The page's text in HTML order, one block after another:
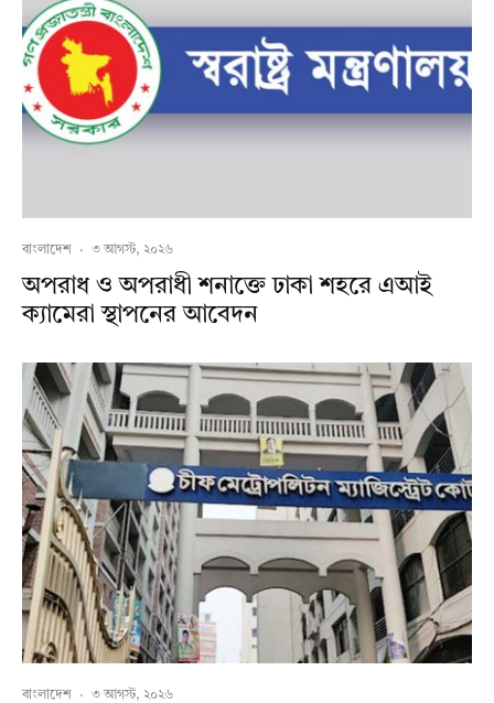
বাংলাদেশ · ৩ আগস্ট, ২০২৬
অপরাধ ও অপরাধী শনাক্তে ঢাকা শহরে এআই
ক্যামেরা স্থাপনের আবেদন
বাংলাদেশ · ৩ আগস্ট, ২০২৬